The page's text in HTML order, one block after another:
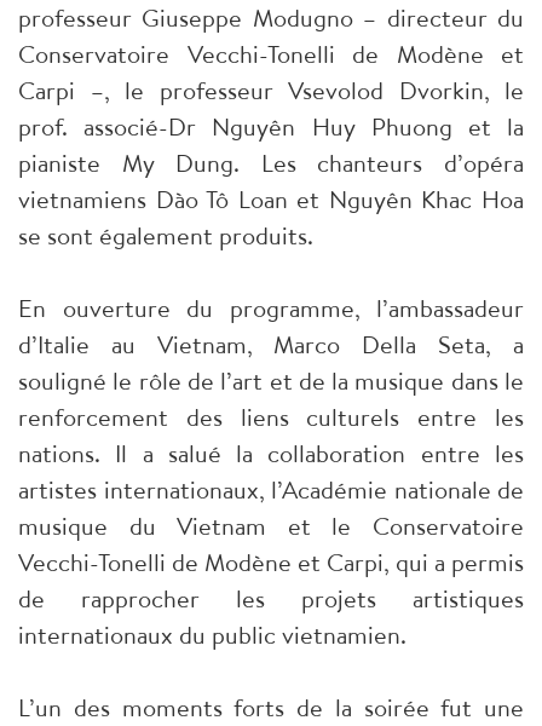
professeur Giuseppe Modugno – directeur du
Conservatoire Vecchi-Tonelli de Modène et
Carpi –, le professeur Vsevolod Dvorkin, le
prof. associé-Dr Nguyên Huy Phuong et la
pianiste My Dung. Les chanteurs d’opéra
vietnamiens Dào Tô Loan et Nguyên Khac Hoa
se sont également produits.
En ouverture du programme, l’ambassadeur
d’Italie au Vietnam, Marco Della Seta, a
souligné le rôle de l’art et de la musique dans le
renforcement des liens culturels entre les
nations. Il a salué la collaboration entre les
artistes internationaux, l’Académie nationale de
musique du Vietnam et le Conservatoire
Vecchi-Tonelli de Modène et Carpi, qui a permis
de rapprocher les projets artistiques
internationaux du public vietnamien.
L’un des moments forts de la soirée fut une